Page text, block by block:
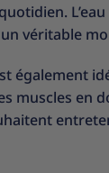
véritable
également
muscles en